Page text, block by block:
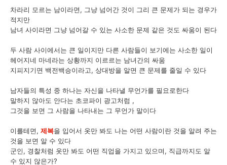
차라리 모르는 남이라면, 그냥 넘어간 것이 그리 큰 문제가 되는 경우가
적지만
남녀 사이라면 그냥 넘어갈 수 있는 사소한 문제 같은 것도 싸움이 된다
두 사람 사이에서는 큰 일이지만 다른 사람들이 보기에는 사소한 일이
헤어지네 마네라는 상황까지 이르르는 남녀간의 싸움
지피지기면 백전백승이라고, 상대방을 알면 큰 문제를 줄일 수 있다
남자들의 특성 중 하나는 자신을 나타낼 무언가를 필요로한다
말하지 않아도 안다는 초코파이 광고처럼 ,
그것을 보면 그 사람을 나타내는 그 무언가 말이다
이를테면, 제복을 입어서 옷만 봐도 나는 어떤 사람이란 것을 알려 주는
것을 보면 알 수 있다
군인, 경찰처럼 옷만 봐도 어떤 직업을 가지고 있으며, 직급까지도 알
수 있지 않은가?